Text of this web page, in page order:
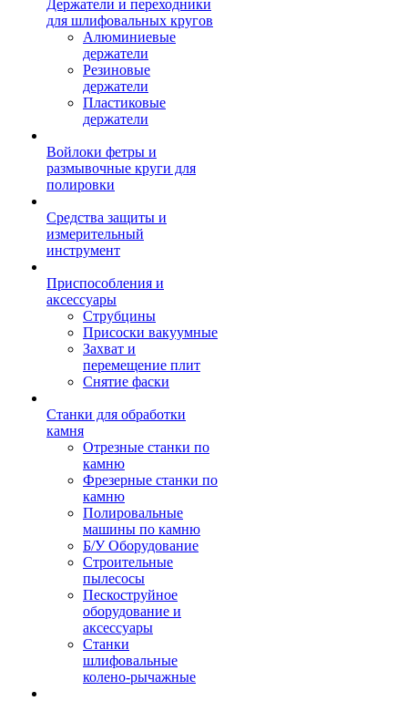
Держатели и переходники
для шлифовальных кругов
Алюминиевые
держатели
Резиновые
держатели
Пластиковые
держатели
Войлоки фетры и
размывочные круги для
полировки
Средства защиты и
измерительный
инструмент
Приспособления и
аксессуары
Струбцины
Присоски вакуумные
Захват и
перемещение плит
Снятие фаски
Станки для обработки
камня
Отрезные станки по
камню
Фрезерные станки по
камню
Полировальные
машины по камню
Б/У Оборудование
Строительные
пылесосы
Пескоструйное
оборудование и
аксессуары
Станки
шлифовальные
колено-рычажные